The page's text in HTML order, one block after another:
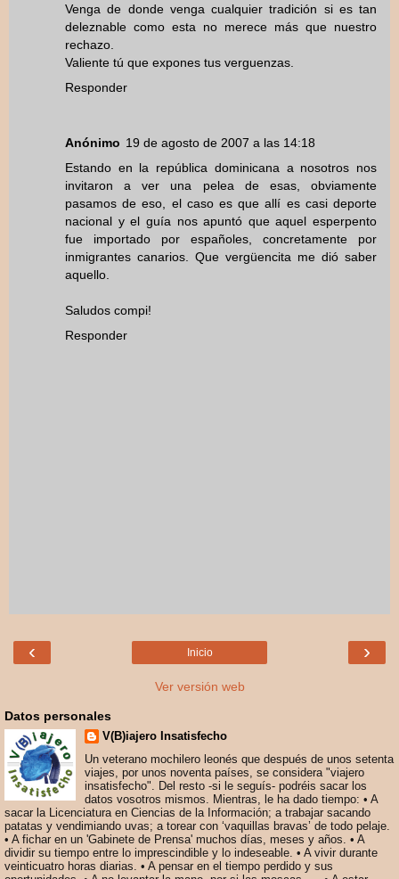
Venga de donde venga cualquier tradición si es tan
deleznable como esta no merece más que nuestro
rechazo.
Valiente tú que expones tus verguenzas.
Responder
Anónimo 19 de agosto de 2007 a las 14:18
Estando en la república dominicana a nosotros nos
invitaron a ver una pelea de esas, obviamente
pasamos de eso, el caso es que allí es casi deporte
nacional y el guía nos apuntó que aquel esperpento
fue importado por españoles, concretamente por
inmigrantes canarios. Que vergüencita me dió saber
aquello.
Saludos compi!
Responder
‹ ›
Inicio
Ver versión web
Datos personales
V(B)iajero Insatisfecho
Un veterano mochilero leonés que después de unos setenta
viajes, por unos noventa países, se considera "viajero
insatisfecho". Del resto -si le seguís- podréis sacar los
datos vosotros mismos. Mientras, le ha dado tiempo: • A
sacar la Licenciatura en Ciencias de la Información; a trabajar sacando
patatas y vendimiando uvas; a torear con ‘vaquillas bravas’ de todo pelaje.
• A fichar en un 'Gabinete de Prensa' muchos días, meses y años. • A
dividir su tiempo entre lo imprescindible y lo indeseable. • A vivir durante
veinticuatro horas diarias. • A pensar en el tiempo perdido y sus